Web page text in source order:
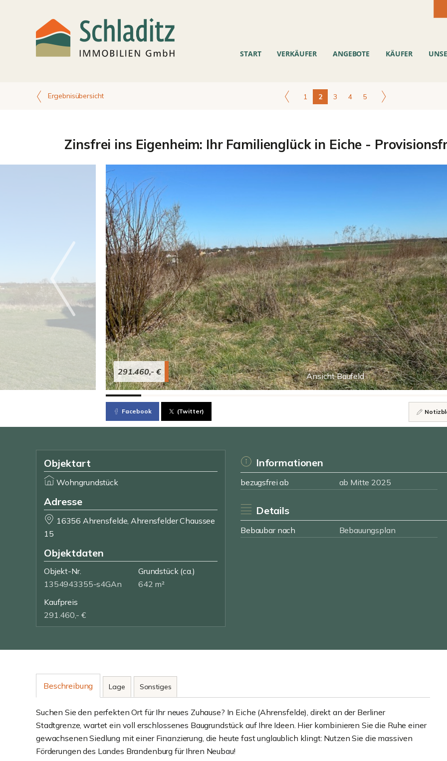
START VERKÄUFER ANGEBOTE KÄUFER
Ergebnisübersicht 1 2 3 4 5
Zinsfrei ins Eigenheim: Ihr Familienglück in Eiche -
Ansicht Baufeld
291.460,- €
Facebook (Twitter)
Objektart
Wohngrundstück
Adresse
16356 Ahrensfelde, Ahrensfelder Chaussee
15
Objektdaten
Objekt-Nr.
1354943355-s4GAn
Grundstück(ca.)
642 m²
Kaufpreis
291.460,- €
Informationen
bezugsfrei ab ab Mitte 2025
Details
Bebaubar nach Bebauungsplan
Beschreibung Lage Sonstiges
Suchen Sie den perfekten Ort für Ihr neues Zuhause? In Eiche (Ahrensfelde), direkt an der Berliner
Stadtgrenze, wartet ein voll erschlossenes Baugrundstück auf Ihre Ideen. Hier kombinieren Sie die Ruhe einer
gewachsenen Siedlung mit einer Finanzierung, die heute fast unglaublich klingt: Nutzen Sie die massiven
Förderungen des Landes Brandenburg für Ihren Neubau!